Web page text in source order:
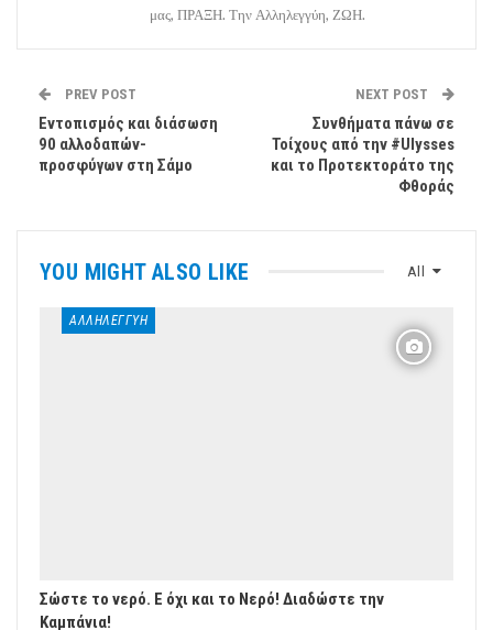
μας, ΠΡΑΞΗ. Την Αλληλεγγύη, ΖΩΗ.
PREV POST
Εντοπισμός και διάσωση
90 αλλοδαπών-
προσφύγων στη Σάμο
NEXT POST
Συνθήματα πάνω σε
Τοίχους από την #Ulysses
και το Προτεκτοράτο της
Φθοράς
All
YOU MIGHT ALSO LIKE
ΑΛΛΗΛΕΓΓΎΗ
Σώστε το νερό. Ε όχι και το Νερό! Διαδώστε την
Καμπάνια!